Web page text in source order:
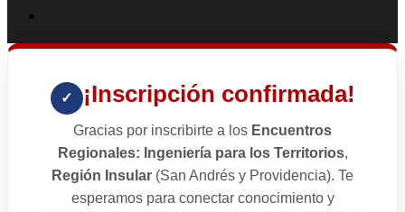
✓ ¡Inscripción confirmada!
Gracias por inscribirte a los Encuentros
Regionales: Ingeniería para los Territorios,
Región Insular (San Andrés y Providencia). Te
esperamos para conectar conocimiento y